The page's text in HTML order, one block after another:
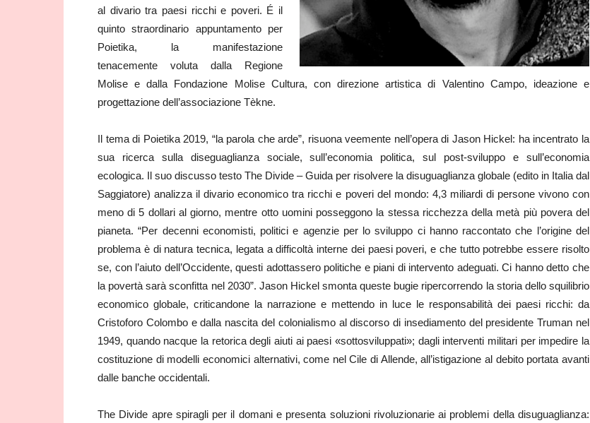
al divario tra paesi ricchi e poveri. É il
quinto straordinario appuntamento per
Poietika, la manifestazione
tenacemente voluta dalla Regione
Molise e dalla Fondazione Molise Cultura, con direzione artistica di Valentino Campo, ideazione e
progettazione dell’associazione Tèkne.
Il tema di Poietika 2019, “la parola che arde”, risuona veemente nell’opera di Jason Hickel: ha incentrato la
sua ricerca sulla diseguaglianza sociale, sull’economia politica, sul post-sviluppo e sull’economia
ecologica. Il suo discusso testo The Divide – Guida per risolvere la disuguaglianza globale (edito in Italia dal
Saggiatore) analizza il divario economico tra ricchi e poveri del mondo: 4,3 miliardi di persone vivono con
meno di 5 dollari al giorno, mentre otto uomini posseggono la stessa ricchezza della metà più povera del
pianeta. “Per decenni economisti, politici e agenzie per lo sviluppo ci hanno raccontato che l’origine del
problema è di natura tecnica, legata a difficoltà interne dei paesi poveri, e che tutto potrebbe essere risolto
se, con l’aiuto dell’Occidente, questi adottassero politiche e piani di intervento adeguati. Ci hanno detto che
la povertà sarà sconfitta nel 2030”. Jason Hickel smonta queste bugie ripercorrendo la storia dello squilibrio
economico globale, criticandone la narrazione e mettendo in luce le responsabilità dei paesi ricchi: da
Cristoforo Colombo e dalla nascita del colonialismo al discorso di insediamento del presidente Truman nel
1949, quando nacque la retorica degli aiuti ai paesi «sottosviluppati»; dagli interventi militari per impedire la
costituzione di modelli economici alternativi, come nel Cile di Allende, all’istigazione al debito portata avanti
dalle banche occidentali.
The Divide apre spiragli per il domani e presenta soluzioni rivoluzionarie ai problemi della disuguaglianza: